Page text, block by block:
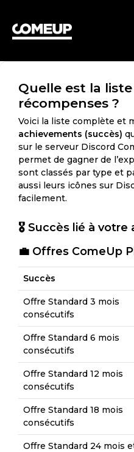
Quelle est la
récompenses ?
Voici la liste complète et
achievements (succès)
sur le serveur Discord
permet de gagner de
sont classés par type et
aussi leurs icônes sur
facilement.
🎖️ Succès lié à
💼 Offres ComeUp
Succès
Offre Standard 3 mois
consécutifs
Offre Standard 6 mois
consécutifs
Offre Standard 12 mois
consécutifs
Offre Standard 18 mois
consécutifs
Offre Standard 24 mois